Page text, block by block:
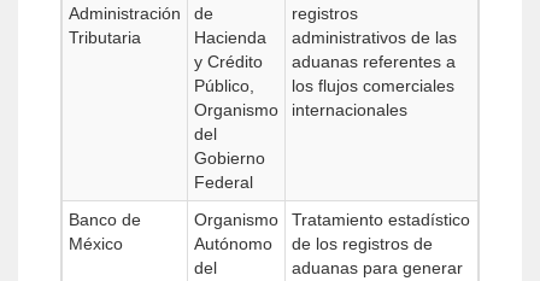
Administración
Tributaria
de
Hacienda
y Crédito
Público,
Organismo
del
Gobierno
Federal
registros
administrativos de las
aduanas referentes a
los flujos comerciales
internacionales
Banco de
México
Organismo
Autónomo
del
Tratamiento estadístico
de los registros de
aduanas para generar